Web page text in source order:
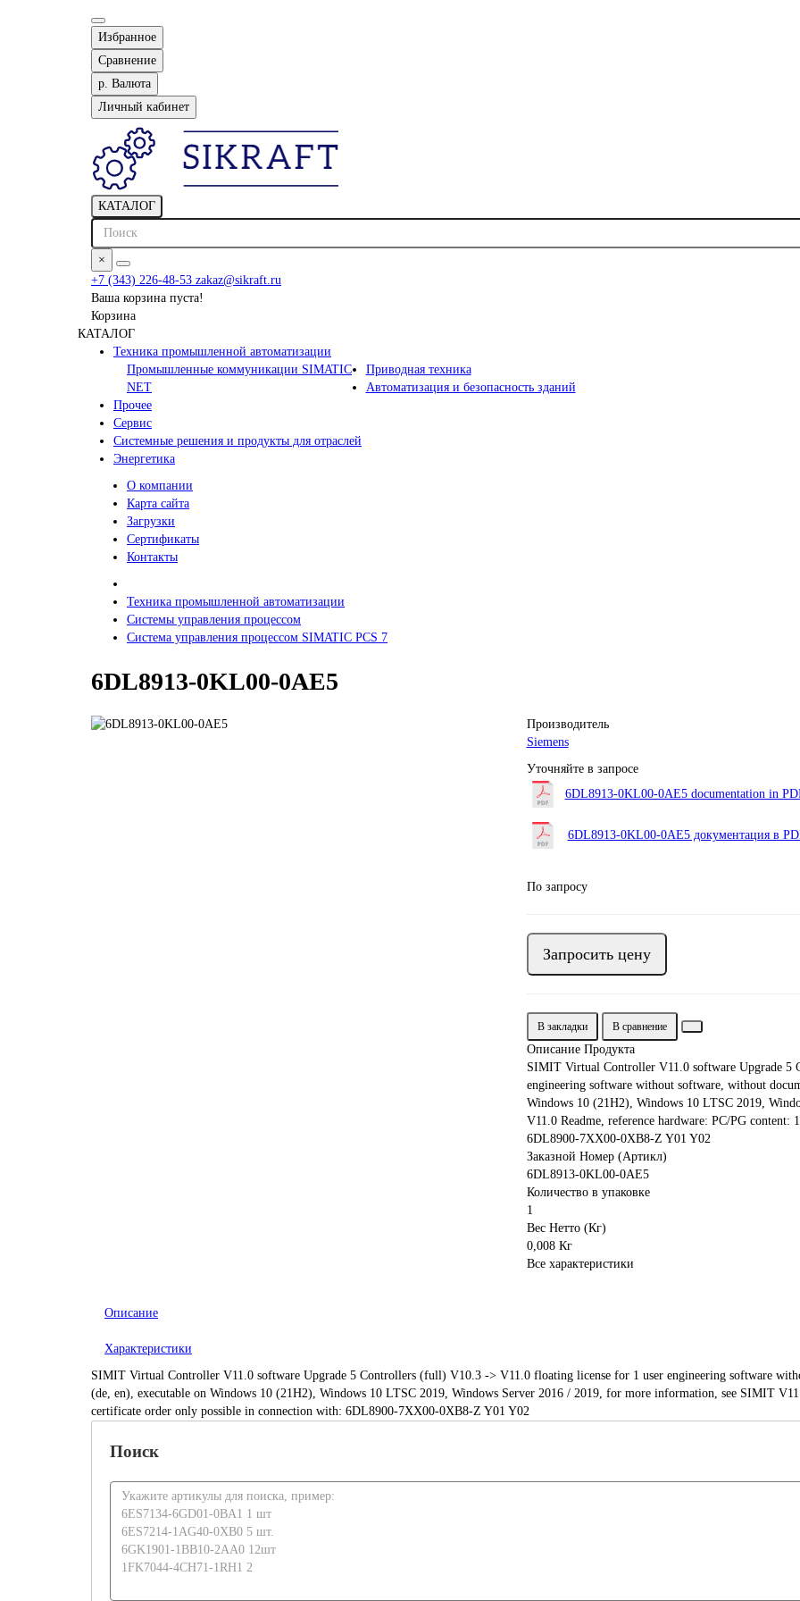
Избранное
Сравнение
р. Валюта
Личный кабинет
КАТАЛОГ
×
+7 (343) 226-48-53 zakaz@sikraft.ru
Ваша корзина пуста!
Корзина
КАТАЛОГ
Техника промышленной автоматизации
Промышленные коммуникации SIMATIC
NET
Приводная техника
Автоматизация и безопасность зданий
Прочее
Сервис
Системные решения и продукты для отраслей
Энергетика
О компании
Карта сайта
Загрузки
Сертификаты
Контакты
Техника промышленной автоматизации
Системы управления процессом
Система управления процессом SIMATIC PCS 7
6DL8913-0KL00-0AE5
Производитель
Siemens
Уточняйте в запросе
6DL8913-0KL00-0AE5 documentation in
6DL8913-0KL00-0AE5 документация в
По запросу
Запросить цену
В закладки В сравнение
Описание Продукта
SIMIT Virtual Controller V11.0 software Upgrade
engineering software without software, without
Windows 10 (21H2), Windows 10 LTSC 2019,
V11.0 Readme, reference hardware: PC/PG
6DL8900-7XX00-0XB8-Z Y01 Y02
Заказной Номер (Артикл)
6DL8913-0KL00-0AE5
Количество в упаковке
1
Вес Нетто (Кг)
0,008 Кг
Все характеристики
Описание
Характеристики
SIMIT Virtual Controller V11.0 software Upgrade 5 Controllers (full) V10.3 -> V11.0 floating license for 1 user engineering software
(de, en), executable on Windows 10 (21H2), Windows 10 LTSC 2019, Windows Server 2016 / 2019, for more information, see SIMIT
certificate order only possible in connection with: 6DL8900-7XX00-0XB8-Z Y01 Y02
Поиск